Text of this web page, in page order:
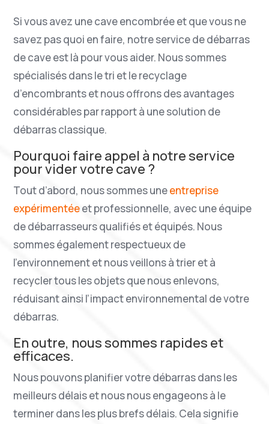
Si vous avez une cave encombrée et que vous ne
savez pas quoi en faire, notre service de débarras
de cave est là pour vous aider. Nous sommes
spécialisés dans le tri et le recyclage
d’encombrants et nous offrons des avantages
considérables par rapport à une solution de
débarras classique.
Pourquoi faire appel à notre service
pour vider votre cave ?
Tout d’abord, nous sommes uneentreprise
expérimentéeet professionnelle, avec une équipe
de débarrasseurs qualifiés et équipés. Nous
sommes également respectueux de
l’environnement et nous veillons à trier et à
recycler tous les objets que nous enlevons,
réduisant ainsi l’impact environnemental de votre
débarras.
En outre, nous sommes rapides et
efficaces.
Nous pouvons planifier votre débarras dans les
meilleurs délais et nous nous engageons à le
terminer dans les plus brefs délais. Cela signifie